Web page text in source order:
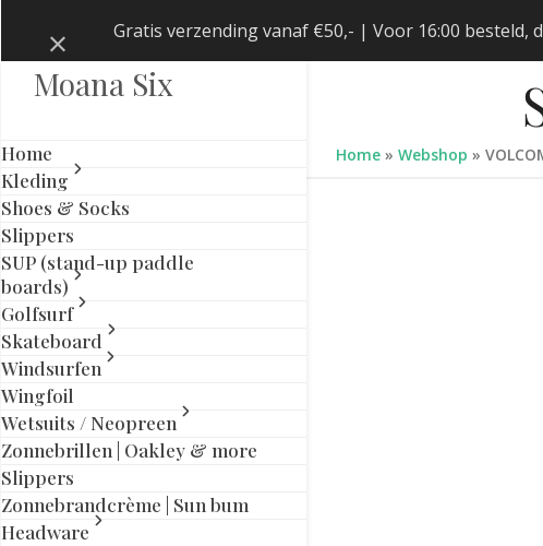
Gratis verzending vanaf €50,- | Voor 16:00
Negeren
Moana Six
Home
Kleding
Shoes & Socks
Slippers
SUP (stand-up paddle
boards)
Golfsurf
Skateboard
Windsurfen
Wingfoil
Wetsuits / Neopreen
Zonnebrillen | Oakley & more
Slippers
Zonnebrandcrème | Sun bum
Headware
Home » Webshop »
previous
slide
next
slide